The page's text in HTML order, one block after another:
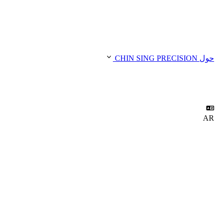
حول CHIN SING PRECISION
AR